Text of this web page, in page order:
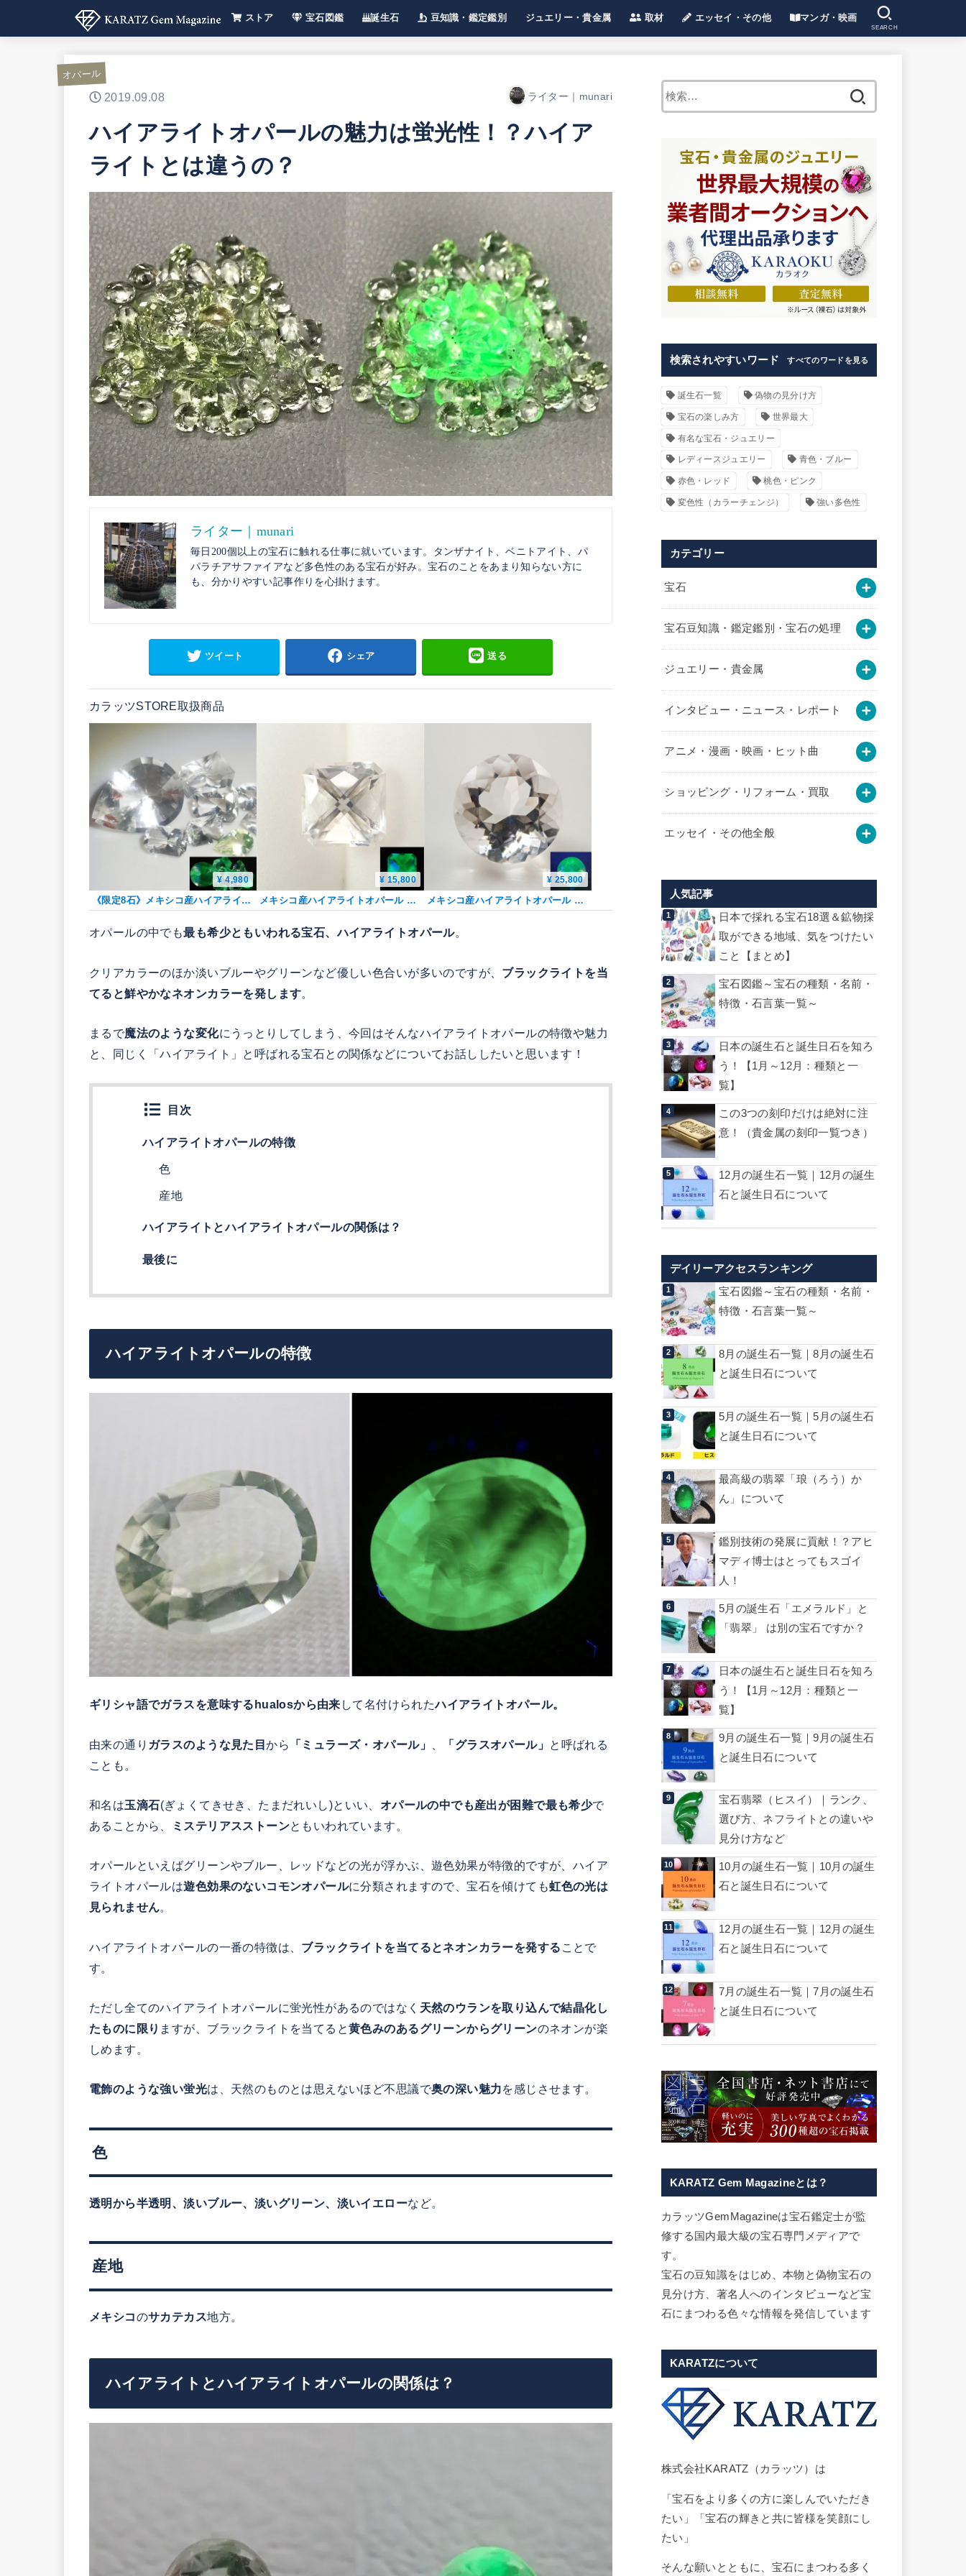
ストア 宝石図鑑 誕生石 豆知識・鑑定鑑別 ジュエリー・貴金属 取材 エッセイ・その他 マンガ・映画
SEARCH
オパール
2019.09.08 ライター｜munari
ハイアライトオパールの魅力は蛍光性！？ハイア
ライトとは違うの？
ライター｜munari
毎日200個以上の宝石に触れる仕事に就いています。タンザナイト、ベニトアイト、パ
パラチアサファイアなど多色性のある宝石が好み。宝石のことをあまり知らない方に
も、分かりやすい記事作りを心掛けます。
ツイート シェア 送る
カラッツSTORE取扱商品
¥ 4,980
《限定8石》メキシコ産ハイアライトオパール1石ルース（4ct大きめ、太陽光でも蛍光含む）《複数購入割引有》
¥ 15,800
メキシコ産ハイアライトオパール 3.917ctルース
¥ 25,800
メキシコ産ハイアライトオパール 6.0mm/0.708ctルース
オパールの中でも最も希少ともいわれる宝石、ハイアライトオパール。
クリアカラーのほか淡いブルーやグリーンなど優しい色合いが多いのですが、 ブラックライトを当
てると鮮やかなネオンカラーを発します。
まるで魔法のような変化にうっとりしてしまう、今回はそんなハイアライトオパールの特徴や魅力
と、同じく「ハイアライト」と呼ばれる宝石との関係などについてお話ししたいと思います！
目次
ハイアライトオパールの特徴
色
産地
ハイアライトとハイアライトオパールの関係は？
最後に
ハイアライトオパールの特徴
ギリシャ語でガラスを意味するhualosから由来 して名付けられたハイアライトオパール。
由来の通り ガラスのような見た目から 「ミュラーズ・オパール」 「グラスオパール」 と呼ばれる
ことも。
和名は玉滴石(ぎょくてきせき、たまだれいし)といい、 オパールの中でも産出が困難で最も希少で
あることから、
ミステリアスストーンともいわれています。
オパールといえばグリーンやブルー、レッドなどの光が浮かぶ、遊色効果が特徴的ですが、ハイア
ライトオパールは遊色効果のないコモンオパールに分類されますので、宝石を傾けても虹色の光は
見られません。
ハイアライトオパールの一番の特徴は、 ブラックライトを当てるとネオンカラーを発する ことで
す。
ただし全てのハイアライトオパールに蛍光性があるのではなく 天然のウランを取り込んで結晶化し
たものに限り ますが、ブラックライトを当てると黄色みのあるグリーンからグリーンのネオンが楽
しめます。
電飾のような強い蛍光は、天然のものとは思えないほど不思議で奥の深い魅力を感じさせます。
色
透明から半透明、淡いブルー、淡いグリーン、淡いイエローなど。
産地
メキシコのサカテカス地方。
ハイアライトとハイアライトオパールの関係は？
検索されやすいワード すべてのワードを見る
誕生石一覧 偽物の見分け方
宝石の楽しみ方 世界最大
有名な宝石・ジュエリー
レディースジュエリー 青色・ブルー
赤色・レッド 桃色・ピンク
変色性（カラーチェンジ） 強い多色性
カテゴリー
宝石
宝石豆知識・鑑定鑑別・宝石の処理
ジュエリー・貴金属
インタビュー・ニュース・レポート
アニメ・漫画・映画・ヒット曲
ショッピング・リフォーム・買取
エッセイ・その他全般
人気記事
日本で採れる宝石18選＆鉱物採
取ができる地域、気をつけたい
こと【まとめ】
宝石図鑑～宝石の種類・名前・
特徴・石言葉一覧～
日本の誕生石と誕生日石を知ろ
う！【1月～12月：種類と一
覧】
この3つの刻印だけは絶対に注
意！（貴金属の刻印一覧つき）
12月の誕生石一覧｜12月の誕生
石と誕生日石について
デイリーアクセスランキング
宝石図鑑～宝石の種類・名前・
特徴・石言葉一覧～
8月の誕生石一覧｜8月の誕生石
と誕生日石について
5月の誕生石一覧｜5月の誕生石
と誕生日石について
最高級の翡翠「琅（ろう）か
ん」について
鑑別技術の発展に貢献！？アヒ
マディ博士はとってもスゴイ
人！
5月の誕生石「エメラルド」と
「翡翠」 は別の宝石ですか？
日本の誕生石と誕生日石を知ろ
う！【1月～12月：種類と一
覧】
9月の誕生石一覧｜9月の誕生石
と誕生日石について
宝石翡翠（ヒスイ）｜ランク、
選び方、ネフライトとの違いや
見分け方など
10月の誕生石一覧｜10月の誕生
石と誕生日石について
12月の誕生石一覧｜12月の誕生
石と誕生日石について
7月の誕生石一覧｜7月の誕生石
と誕生日石について
KARATZ Gem Magazineとは？
カラッツGemMagazineは宝石鑑定士が監
修する国内最大級の宝石専門メディアで
す。
宝石の豆知識をはじめ、本物と偽物宝石の
見分け方、著名人へのインタビューなど宝
石にまつわる色々な情報を発信しています
KARATZについて
株式会社KARATZ（カラッツ）は
「宝石をより多くの方に楽しんでいただき
たい」「宝石の輝きと共に皆様を笑顔にし
たい」
そんな願いとともに、宝石にまつわる多く